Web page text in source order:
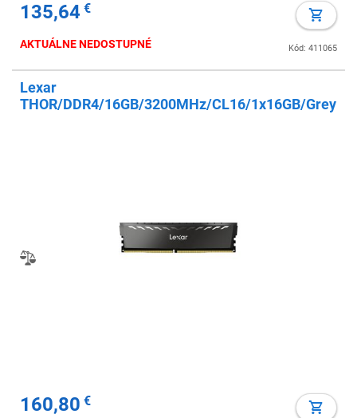
135,64 €
Kód: 411065
AKTUÁLNE NEDOSTUPNÉ
Lexar
THOR/DDR4/16GB/3200MHz/CL16/1x16GB/Grey
160,80 €